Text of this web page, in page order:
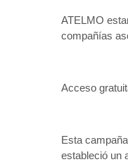
ATELMO
compañías
Acceso
Esta
estableció un